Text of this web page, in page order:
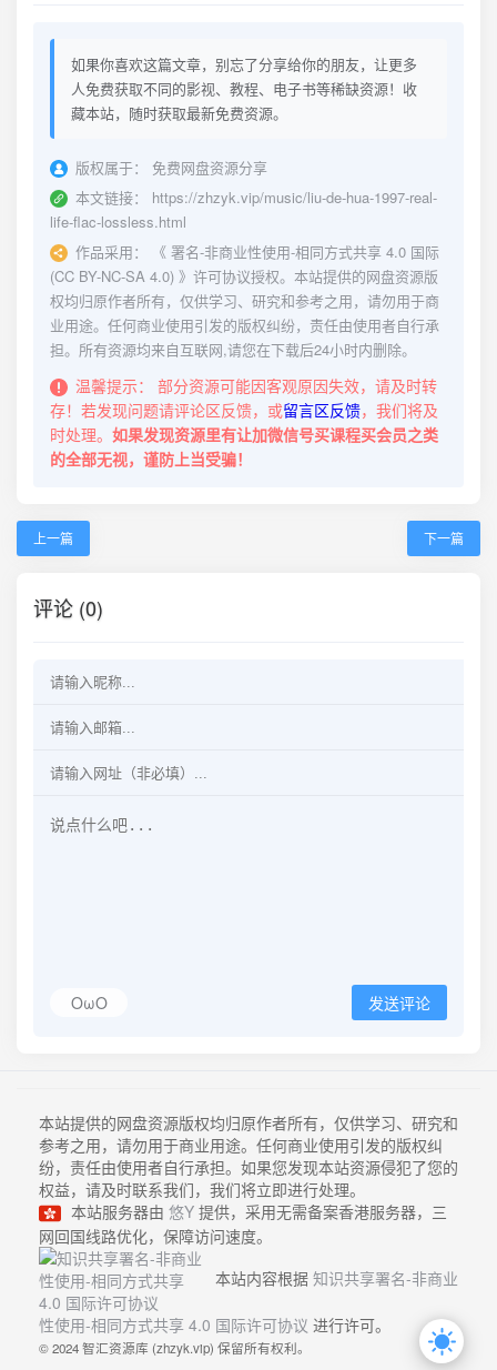
如果你喜欢这篇文章，别忘了分享给你的朋友，让更多
人免费获取不同的影视、教程、电子书等稀缺资源！收
藏本站，随时获取最新免费资源。
版权属于：
免费网盘资源分享
本文链接：
https://zhzyk.vip/music/liu-de-hua-1997-real-
life-flac-lossless.html
作品采用：
《 署名-非商业性使用-相同方式共享 4.0 国际
(CC BY-NC-SA 4.0) 》许可协议授权。本站提供的网盘资源版
权均归原作者所有，仅供学习、研究和参考之用，请勿用于商
业用途。任何商业使用引发的版权纠纷，责任由使用者自行承
担。所有资源均来自互联网,请您在下载后24小时内删除。
温馨提示：
部分资源可能因客观原因失效，请及时转
存！若发现问题请评论区反馈，或留言区反馈，我们将及
时处理。 如果发现资源里有让加微信号买课程买会员之类
的全部无视，谨防上当受骗！
上一篇 下一篇
评论 (0)
OωO 发送评论
本站提供的网盘资源版权均归原作者所有，仅供学习、研究和
参考之用，请勿用于商业用途。任何商业使用引发的版权纠
纷，责任由使用者自行承担。如果您发现本站资源侵犯了您的
权益，请及时联系我们，我们将立即进行处理。
本站服务器由 悠Y 提供，采用无需备案香港服务器，三
网回国线路优化，保障访问速度。
本站内容根据 知识共享署名-非商业
性使用-相同方式共享 4.0 国际许可协议 进行许可。
© 2024 智汇资源库 (zhzyk.vip) 保留所有权利。